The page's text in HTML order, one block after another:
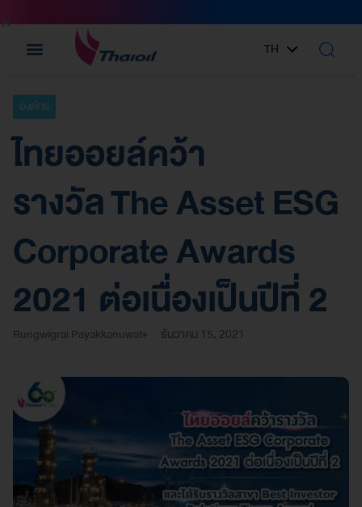
TH
EN
องค์กร
ไทยออยล์คว้า
รางวัล The Asset ESG
Corporate Awards
2021 ต่อเนื่องเป็นปีที่ 2
Rungwigrai Payakkanuwat ธันวาคม 15, 2021